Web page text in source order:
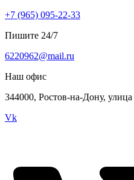
+7 (965) 095-22-33
Пишите 24/7
6220962@mail.ru
Наш офис
344000, Ростов-на-Дону,
Vk